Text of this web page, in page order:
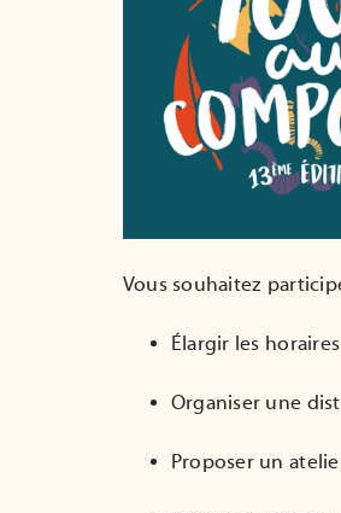
Vous souhaitez
Élargir les
Organiser une
Proposer un